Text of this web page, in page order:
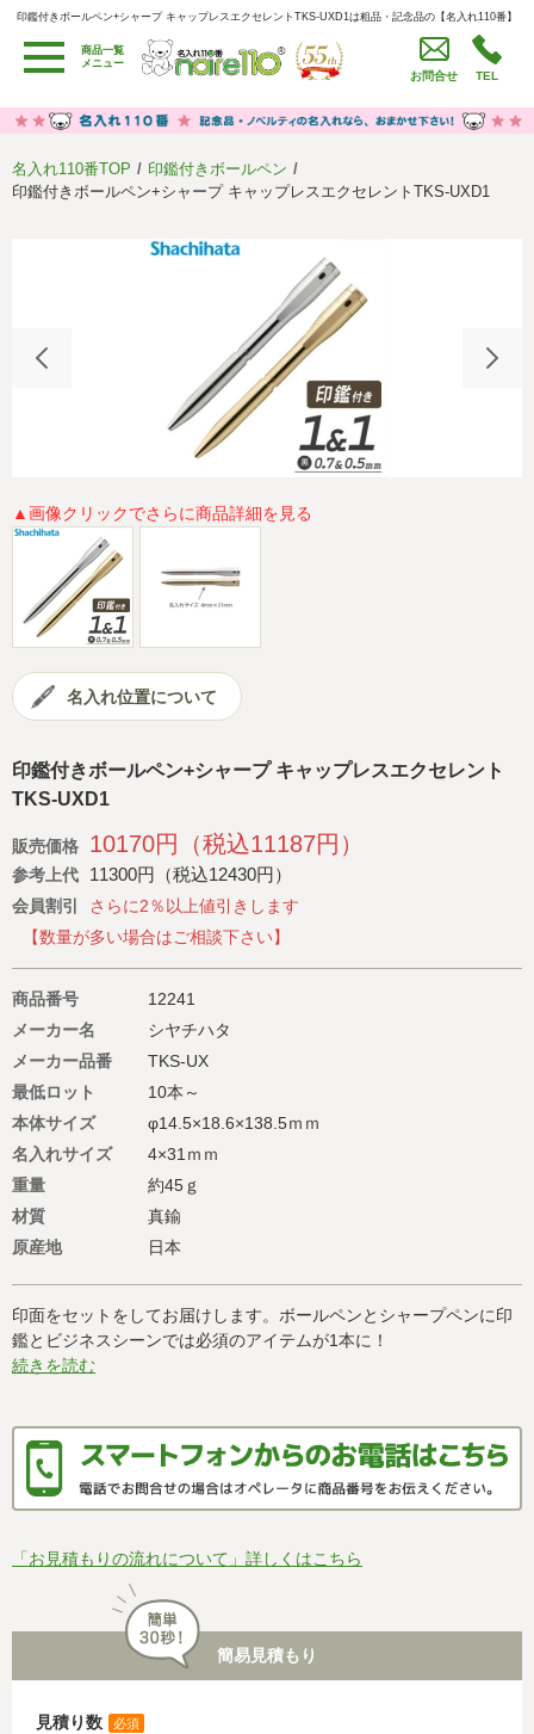
印鑑付きボールペン+シャープ キャップレスエクセレントTKS-UXD1は粗品・記念品の【名入れ110番】
印鑑付きボールペン+シャープ キャップレスエクセレントTKS-UXD1は粗品・記念品の【名入れ110番】
商品一覧
メニュー
お問合せ TEL
用途別カテゴリ
卒園・卒業記念品
労働組合・設立記念・周年記念
うちわ・扇子・ファン
イベント・パーティーグッズ
名入れについて
社会貢献活動 特定商取引法に基づく表記
著作権と推奨環境について プライバシーポリシー
会社概要
名入れ110番TOP
印鑑付きボールペン
印鑑付きボールペン+シャープ キャップレスエクセレントTKS-UXD1
▲画像クリックでさらに商品詳細を見る
名入れ位置について
印鑑付きボールペン+シャープ キャップレスエクセレント
TKS-UXD1
販売価格 10170円（税込11187円）
参考上代 11300円（税込12430円）
会員割引
さらに2％以上値引きします
【数量が多い場合はご相談下さい】
商品番号
12241
メーカー名
シヤチハタ
メーカー品番
TKS-UX
最低ロット
10本～
本体サイズ
φ14.5×18.6×138.5ｍｍ
名入れサイズ
4×31ｍｍ
重量
約45ｇ
材質
真鍮
原産地
日本
印面をセットをしてお届けします。ボールペンとシャープペンに印
鑑とビジネスシーンでは必須のアイテムが1本に！
続きを読む
「お見積もりの流れについて」詳しくはこちら
簡易見積もり
見積り数 必須